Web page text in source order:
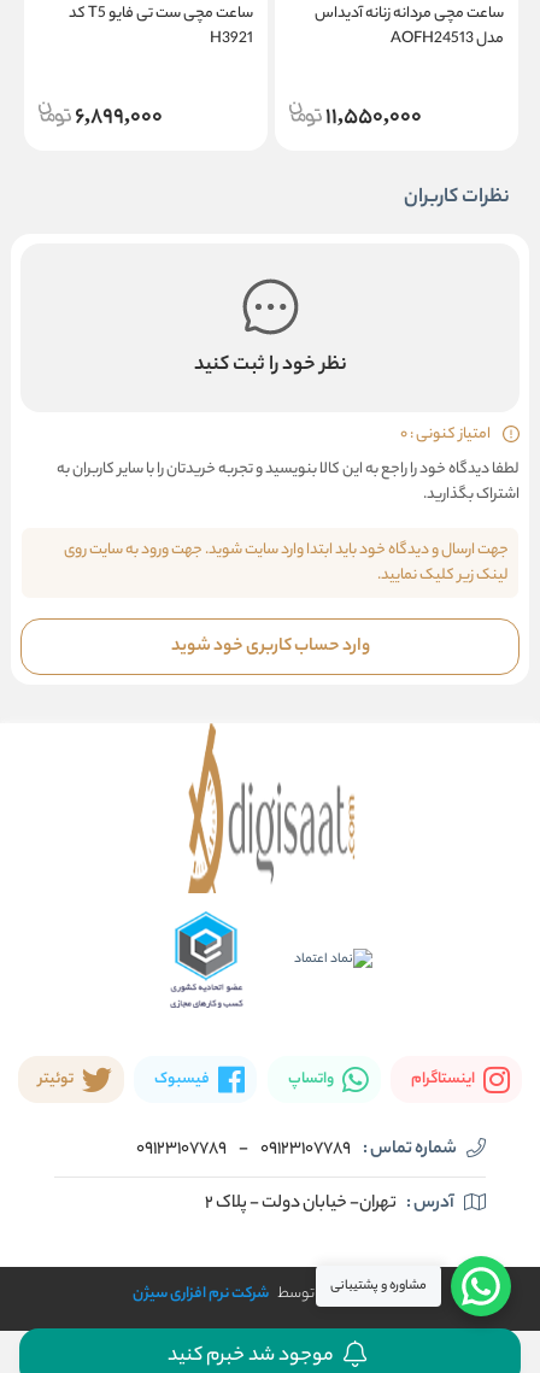
ساعت مچی مردانه زنانه آدیداس
مدل AOFH24513
11,550,000
ساعت مچی ست تی فایو T5 کد
H3921
6,899,000
نظرات کاربران
نظر خود را ثبت کنید
امتیاز کنونی : 0
لطفا دیدگاه خود را راجع به این کالا بنویسید و تجربه خریدتان را با سایر کاربران به
اشتراک بگذارید.
جهت ارسال و دیدگاه خود باید ابتدا وارد سایت شوید. جهت ورود به سایت روی
لینک زیر کلیک نمایید.
وارد حساب کاربری خود شوید
اینستاگرام واتساپ فیسبوک توئیتر
شماره تماس : 09123107789
-
09123107789
آدرس : تهران- خیابان دولت - پلاک ۲
طراحی و توسعه توسط شرکت نرم افزاری سیژن مشاوره و پشتیبانی